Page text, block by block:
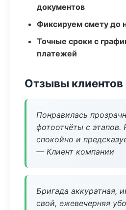
документов
Фиксируем смету до
Точные сроки с
платежей
Отзывы клиентов
Понравилась
фотоотчёты с этапов.
спокойно и
— Клиент компании
Бригада аккуратная,
свой, ежевечерняя